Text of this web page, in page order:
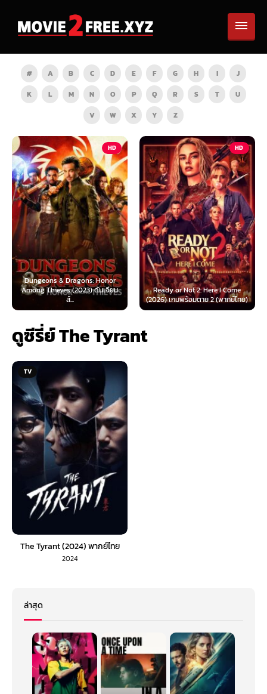
# A B C D E F G H I
J
K
L M N O P Q R S T
U
V
W X Y Z
HD
& Dragons: Honor
Thieves (2023) ดันเจียน
HD
Ready or Not 2: Here I Come
(2026) เกมพร้อมตาย 2 (พากย์ไทย)
Now You
ดูซีรี่ย์ The Tyrant
TV
The Tyrant (2024) พากย์ไทย
2024
ล่าสุด